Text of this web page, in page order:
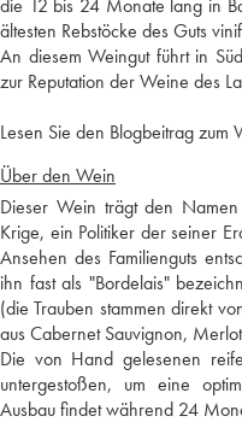
die 12 bis 24 Monate lang in
ältesten Rebstöcke des Guts
An diesem Weingut führt in
zur Reputation der Weine des
Lesen Sie den Blogbeitrag zum
Über den Wein
Dieser Wein trägt den
Krige, ein Politiker der seiner
Ansehen des Familienguts
ihn fast als "Bordelais"
(die Trauben stammen direkt
aus Cabernet Sauvignon,
Die von Hand gelesenen
untergestoßen, um eine
Ausbau findet während 24